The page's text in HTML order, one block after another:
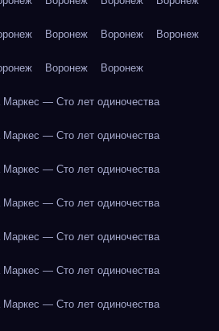
Воронеж Воронеж Воронеж
Воронеж Воронеж
Маркес — Сто лет одиночества
Маркес — Сто лет одиночества
Маркес — Сто лет одиночества
Маркес — Сто лет одиночества
Маркес — Сто лет одиночества
Маркес — Сто лет одиночества
Маркес — Сто лет одиночества